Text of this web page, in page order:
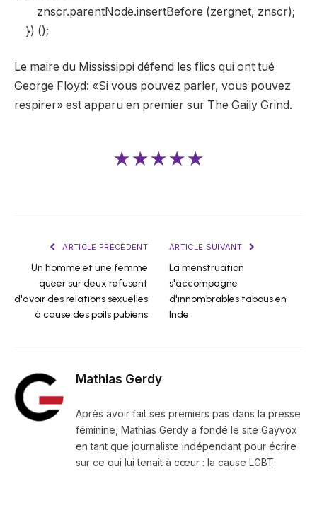
znscr.parentNode.insertBefore (zergnet, znscr);
}) ();
Le maire du Mississippi défend les flics qui ont tué
George Floyd: «Si vous pouvez parler, vous pouvez
respirer» est apparu en premier sur The Gaily Grind.
★★★★★
ARTICLE PRÉCÉDENT
Un homme et une femme
queer sur deux refusent
d'avoir des relations sexuelles
à cause des poils pubiens
ARTICLE SUIVANT
La menstruation
s'accompagne
d'innombrables tabous en
Inde
Mathias Gerdy
Après avoir fait ses premiers pas dans la presse
féminine, Mathias Gerdy a fondé le site Gayvox
en tant que journaliste indépendant pour écrire
sur ce qui lui tenait à cœur : la cause LGBT.